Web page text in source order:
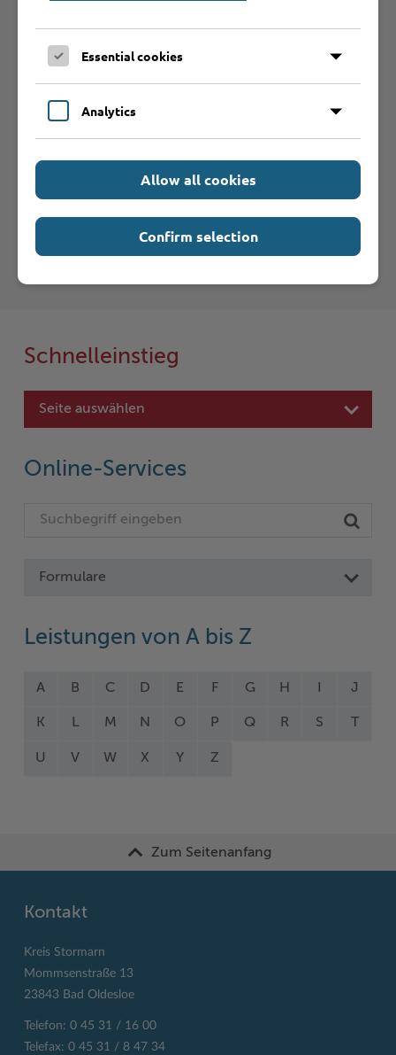
Sie vermissen einen Eintrag in der Liste? Melden Sie
Ihren Betrieb in 3 einfachen Schritten an.
Haftungsauschluss
Internet-Seiten entnehmen Sie bitte den
Nutzungsbedingungen
Schnelleinstieg
Seite auswählen
Online-Services
Formulare
Leistungen von A bis Z
A B C D E F G H J
K L M N O P Q R S T
U V W X Y Z
Zum Seitenanfang
Kontakt
Kreis Stormarn
Mommsenstraße 13
23843 Bad Oldesloe
Telefon: 0 45 31 / 16 00
Telefax: 0 45 31 / 8 47 34
Essential cookies
Analytics
Allow all cookies
Confirm selection